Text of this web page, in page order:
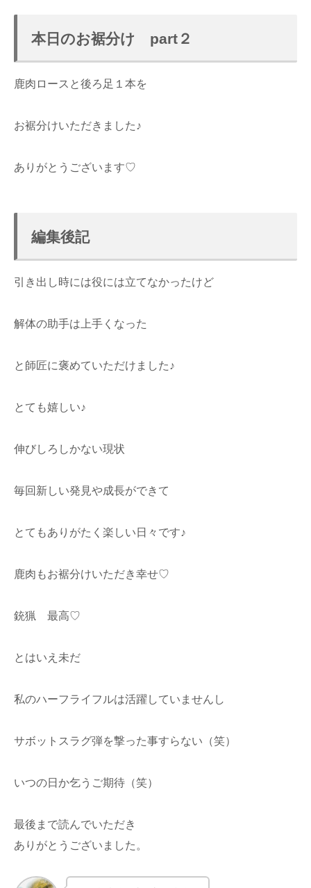
本日のお裾分け part２
鹿肉ロースと後ろ足１本を
お裾分けいただきました♪
ありがとうございます♡
編集後記
引き出し時には役には立てなかったけど
解体の助手は上手くなった
と師匠に褒めていただけました♪
とても嬉しい♪
伸びしろしかない現状
毎回新しい発見や成長ができて
とてもありがたく楽しい日々です♪
鹿肉もお裾分けいただき幸せ♡
銃猟 最高♡
とはいえ未だ
私のハーフライフルは活躍していませんし
サボットスラグ弾を撃った事すらない（笑）
いつの日か乞うご期待（笑）
最後まで読んでいただき
ありがとうございました。